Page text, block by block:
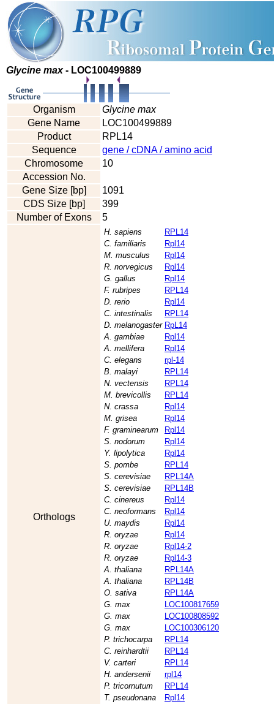
Glycine max- LOC100499889
Organism
Glycine max
Gene Name
LOC100499889
Product
RPL14
Sequence
gene / cDNA / amino acid
Chromosome
10
Accession No.
Gene Size [bp]
1091
CDS Size [bp]
399
Number of Exons
5
Orthologs
H. sapiens
RPL14
C. familiaris
Rpl14
M. musculus
Rpl14
R. norvegicus
Rpl14
G. gallus
Rpl14
F. rubripes
RPL14
D. rerio
Rpl14
C. intestinalis
RPL14
D. melanogaster RpL14
A. gambiae
Rpl14
A. mellifera
Rpl14
C. elegans
rpl-14
B. malayi
RPL14
N. vectensis
RPL14
M. brevicollis
RPL14
N. crassa
Rpl14
M. grisea
Rpl14
F. graminearum
Rpl14
S. nodorum
Rpl14
Y. lipolytica
Rpl14
S. pombe
RPL14
S. cerevisiae
RPL14A
S. cerevisiae
RPL14B
C. cinereus
Rpl14
C. neoformans
Rpl14
U. maydis
Rpl14
R. oryzae
Rpl14
R. oryzae
Rpl14-2
R. oryzae
Rpl14-3
A. thaliana
RPL14A
A. thaliana
RPL14B
O. sativa
RPL14A
G. max
LOC100817659
G. max
LOC100808592
G. max
LOC100306120
P. trichocarpa
RPL14
C. reinhardtii
RPL14
V. carteri
RPL14
H. andersenii
rpl14
P. tricornutum
RPL14
T. pseudonana
Rpl14